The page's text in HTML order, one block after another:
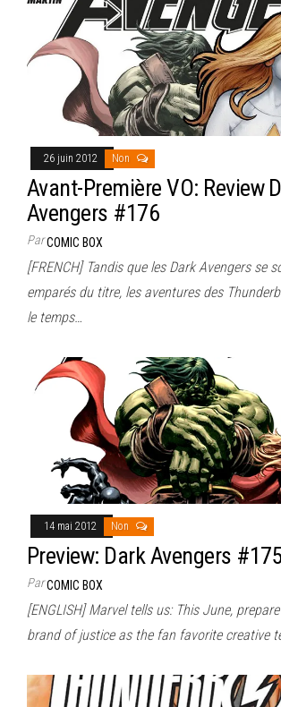
26 juin 2012 Non
Avant-Première VO: Review
Avengers #176
ParCOMIC BOX
[FRENCH] Tandis que les Dark Avengers se
emparés du titre, les aventures des
le temps…
14 mai 2012 Non
Preview: Dark Avengers
ParCOMIC BOX
[ENGLISH] Marvel tells us: This June,
brand of justice as the fan favorite creative